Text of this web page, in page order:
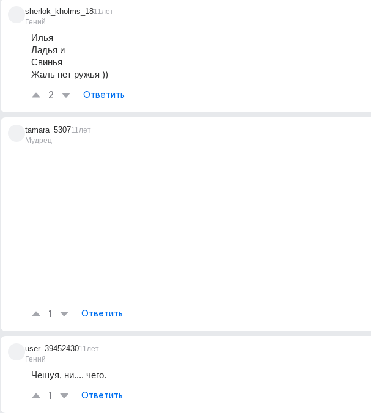
sherlok_kholms_18
Гений
11лет
Илья
Ладья и
Свинья
Жаль нет ружья ))
2 Ответить
tamara_5307
Мудрец
11лет
1 Ответить
user_39452430
Гений
11лет
Чешуя, ни.... чего.
1 Ответить